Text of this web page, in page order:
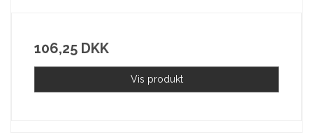
106,25 DKK
Vis produkt